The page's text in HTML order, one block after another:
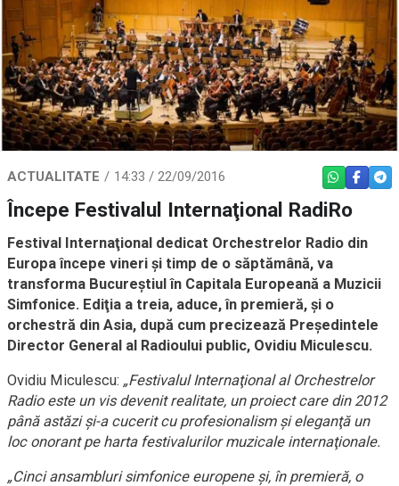
ACTUALITATE 14:33 / 22/09/2016 WHATSAPP
Începe Festivalul Internaţional RadiRo
Festival Internaţional dedicat Orchestrelor Radio din
Europa începe vineri şi timp de o săptămână, va
transforma Bucureştiul în Capitala Europeană a Muzicii
Simfonice. Ediţia a treia, aduce, în premieră, şi o
orchestră din Asia, după cum precizează Preşedintele
Director General al Radioului public, Ovidiu Miculescu.
Ovidiu Miculescu: „Festivalul Internaţional al Orchestrelor
Radio este un vis devenit realitate, un proiect care din 2012
până astăzi şi-a cucerit cu profesionalism şi eleganţă un
loc onorant pe harta festivalurilor muzicale internaţionale.
„Cinci ansambluri simfonice europene şi, în premieră, o